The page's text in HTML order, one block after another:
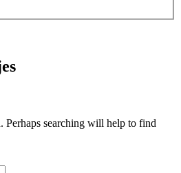
Perhaps searching will help to find